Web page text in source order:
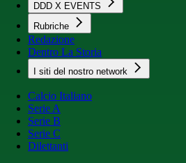
DDD X EVENTS
Rubriche
Redazione
Dentro La Storia
I siti del nostro network
Calcio Italiano
Serie A
Serie B
Serie C
Dilettanti